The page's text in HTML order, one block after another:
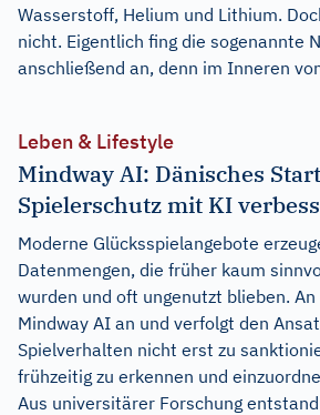
Wasserstoff, Helium und Lithium.
nicht. Eigentlich fing die sogenannte
anschließend an, denn im Inneren
Leben & Lifestyle
Mindway AI: Dänisches
Spielerschutz mit KI
Moderne Glücksspielangebote
Datenmengen, die früher kaum
wurden und oft ungenutzt blieben.
Mindway AI an und verfolgt den
Spielverhalten nicht erst zu
frühzeitig zu erkennen und
Aus universitärer Forschung